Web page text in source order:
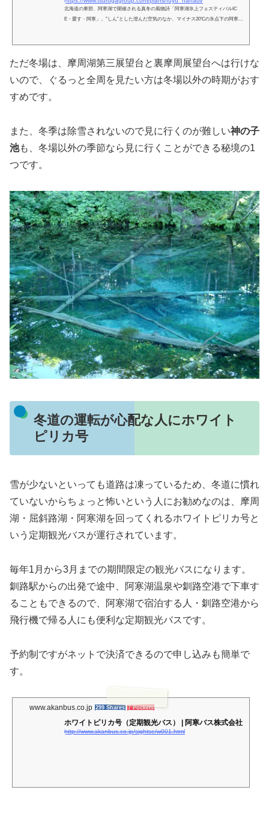
北海道の東部、阿寒湖で開催される真冬の風物詩「阿寒湖氷上フェスティバルIC
E・愛す・阿寒」。”しん”とした澄んだ空気のなか、マイナス20℃の氷点下の阿寒湖
ただ冬場は、摩周湖第三展望台と裏摩周展望台へは行けな
いので、ぐるっと全周を見たい方は冬場以外の時期がおす
すめです。
また、冬季は除雪されないので見に行くのが難しい神の子
池も、冬場以外の季節なら見に行くことができる秘境の1
つです。
冬道の運転が心配な人にホワイト
ピリカ号
雪が少ないといっても道路は凍っているため、冬道に慣れ
ていないからちょっと怖いという人にお勧めなのは、摩周
湖・屈斜路湖・阿寒湖を回ってくれるホワイトピリカ号と
いう定期観光バスが運行されています。
毎年1月から3月までの期間限定の観光バスになります。
釧路駅からの出発で途中、阿寒湖温泉や釧路空港で下車す
ることもできるので、阿寒湖で宿泊する人・釧路空港から
飛行機で帰る人にも便利な定期観光バスです。
予約制ですがネットで決済できるので申し込みも簡単で
す。
www.akanbus.co.jp 299 Shares 7 Pockets
ホワイトピリカ号（定期観光バス） | 阿寒バス株式会社
http://www.akanbus.co.jp/sightse/w001.html